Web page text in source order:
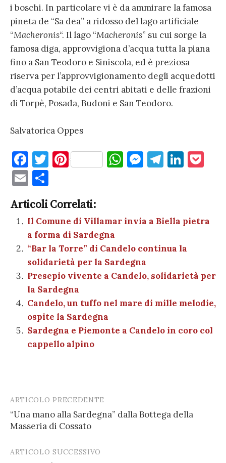
i boschi. In particolare vi è da ammirare la famosa
pineta de “Sa dea” a ridosso del lago artificiale
“Macheronis“. Il lago “Macheronis” su cui sorge la
famosa diga, approvvigiona d’acqua tutta la piana
fino a San Teodoro e Siniscola, ed è preziosa
riserva per l’approvvigionamento degli acquedotti
d’acqua potabile dei centri abitati e delle frazioni
di Torpè, Posada, Budoni e San Teodoro.
Salvatorica Oppes
F
a
c
e
b
o
o
k
T
te
r
Pi
es
t
W
A
p
p
M
g
er
T
a
Li
dI et
E
m
ai
l
n
di
vi
di
Articoli Correlati:
Il Comune di Villamar invia a Biella pietra
a forma di Sardegna
“Bar la Torre” di Candelo continua la
solidarietà per la Sardegna
Presepio vivente a Candelo, solidarietà per
la Sardegna
Candelo, un tuffo nel mare di mille melodie,
ospite la Sardegna
Sardegna e Piemonte a Candelo in coro col
cappello alpino
Post
navigation
ARTICOLO PRECEDENTE
“Una mano alla Sardegna” dalla Bottega della
Masseria di Cossato
ARTICOLO SUCCESSIVO